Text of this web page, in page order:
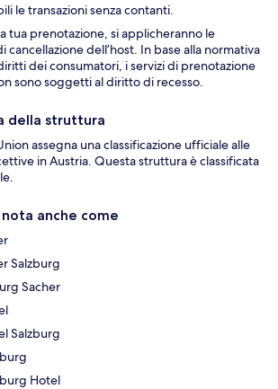
le transazioni senza contanti.
tua prenotazione, si applicheranno le
cancellazione dell’host. In base alla normativa
dei consumatori, i servizi di prenotazione
sono soggetti al diritto di recesso.
della struttura
assegna una classificazione ufficiale alle
in Austria. Questa struttura è classificata
anche come
Salzburg
Sacher
Salzburg
Hotel